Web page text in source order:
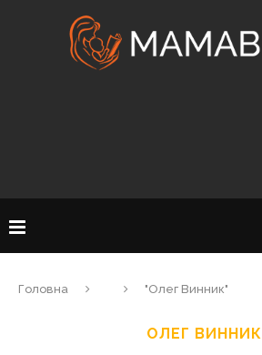
Головна "Олег Винник"
ОЛЕГ ВИННИК